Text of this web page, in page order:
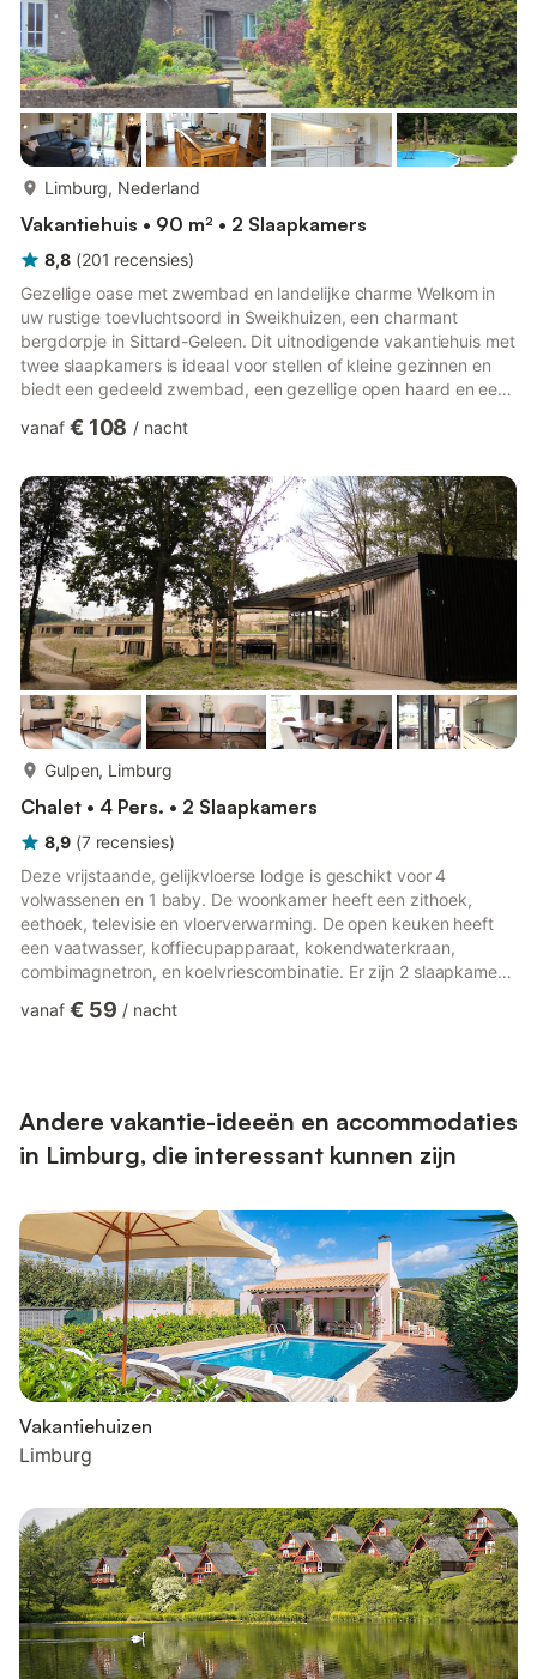
Limburg, Nederland
Vakantiehuis • 90 m² • 2 Slaapkamers
8,8 (201 recensies)
Gezellige oase met zwembad en landelijke charme Welkom in
uw rustige toevluchtsoord in Sweikhuizen, een charmant
bergdorpje in Sittard-Geleen. Dit uitnodigende vakantiehuis met
twee slaapkamers is ideaal voor stellen of kleine gezinnen en
biedt een gedeeld zwembad, een gezellige open haard en een
warme, moderne interieur beschikt over een volledig uitgeruste
airconditioning en kindervoorzieningen. Ontdek de natuur,
kastelen en verborgen pareltjes Stap naar buiten en u bent
omringd...
vanaf € 108 / nacht
Gulpen, Limburg
Chalet • 4 Pers. • 2 Slaapkamers
8,9 (7 recensies)
Deze vrijstaande, gelijkvloerse lodge is geschikt voor 4
volwassenen en 1 baby. De woonkamer heeft een zithoek,
eethoek, televisie en vloerverwarming. De open keuken heeft
een vaatwasser, koffiecupapparaat, kokendwaterkraan,
combimagnetron, en koelvriescombinatie. Er zijn 2 slaapkamers
namelijk 210cm. De badkamer heeft een inloopregendouche en
sommi...
vanaf € 59 / nacht
Andere vakantie-ideeën en accommodaties
in Limburg, die interessant kunnen zijn
Vakantiehuizen
Limburg